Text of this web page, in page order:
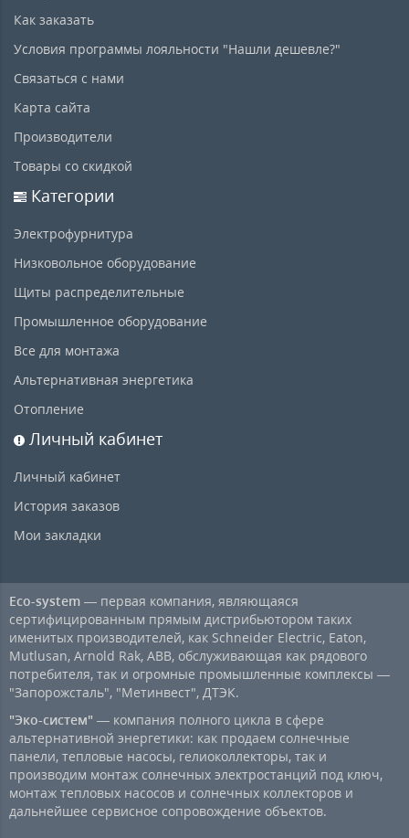
Как заказать
Условия программы лояльности "Нашли дешевле?"
Связаться с нами
Карта сайта
Производители
Товары со скидкой
Категории
Электрофурнитура
Низковольное оборудование
Щиты распределительные
Промышленное оборудование
Все для монтажа
Альтернативная энергетика
Отопление
Личный кабинет
Личный кабинет
История заказов
Мои закладки
Eco-system — первая компания, являющаяся
сертифицированным прямым дистрибьютором таких
именитых производителей, как Schneider Electric, Eaton,
Mutlusan, Arnold Rak, ABB, обслуживающая как рядового
потребителя, так и огромные промышленные комплексы —
"Запорожсталь", "Метинвест", ДТЭК.
"Эко-систем" — компания полного цикла в сфере
альтернативной энергетики: как продаем солнечные
панели, тепловые насосы, гелиоколлекторы, так и
производим монтаж солнечных электростанций под ключ,
монтаж тепловых насосов и солнечных коллекторов и
дальнейшее сервисное сопровождение объектов.